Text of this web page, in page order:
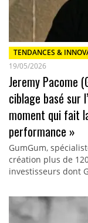
TENDANCES &
19/05/2026
Jeremy Pacome
ciblage basé sur
moment qui fait
performance »
GumGum,
création plus de
investisseurs dont